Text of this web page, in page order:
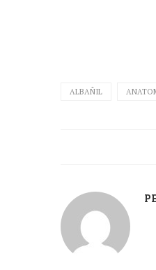
ALBAÑIL